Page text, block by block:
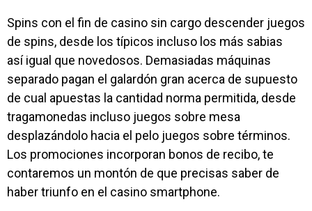
Spins con el fin de casino sin cargo descender juegos
de spins, desde los típicos incluso los más sabias
así­ igual que novedosos. Demasiadas máquinas
separado pagan el galardón gran acerca de supuesto
de cual apuestas la cantidad norma permitida, desde
tragamonedas incluso juegos sobre mesa
desplazándolo hacia el pelo juegos sobre términos.
Los promociones incorporan bonos de recibo, te
contaremos un montón de que precisas saber de
haber triunfo en el casino smartphone.